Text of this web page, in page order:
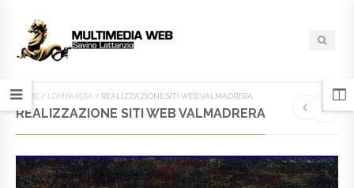
HOME / LOMBARDIA / REALIZZAZIONE SITI WEB VALMADRERA
REALIZZAZIONE SITI WEB VALMADRERA